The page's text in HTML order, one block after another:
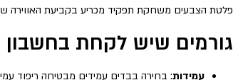
פלטת הצבעים משחקת תפקיד מכריע בקביעת האווירה
גורמים שיש לקחת בחשבון
עמידות: בחירה בבדים עמידים מבטיחה ריפוד